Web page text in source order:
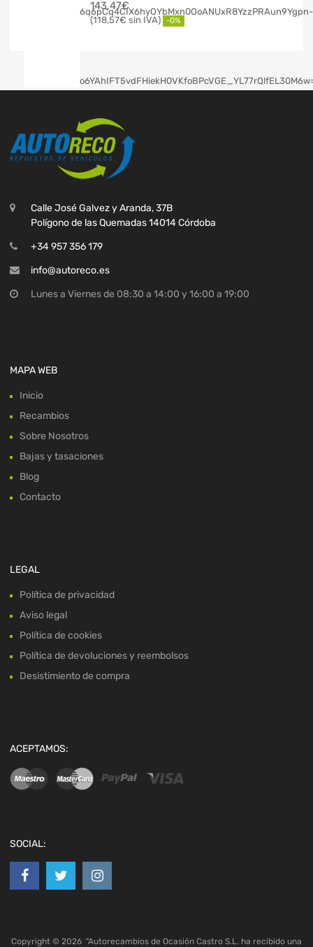
143,47€
118,57€ -0%
Calle José Galvez y Aranda, 37B
Polígono de las Quemadas 14014 Córdoba
+34 957 356 179
info@autoreco.es
Lunes a Viernes de 08:30 a 14:00 y 16:00 a 19:00
MAPA WEB
Inicio
Recambios
Sobre Nosotros
Bajas y tasaciones
Blog
Contacto
LEGAL
Política de privacidad
Aviso legal
Política de cookies
Política de devoluciones y reembolsos
Desistimiento de compra
ACEPTAMOS:
SOCIAL:
Copyright © 2026 "Autorecambios de Ocasión Castro S.L. ha recibido una